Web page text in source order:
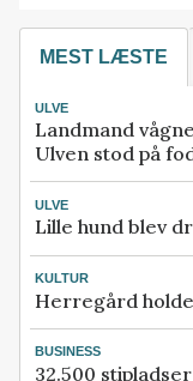
MEST LÆSTE
ULVE
Landmand
Ulven stod på
ULVE
Lille hund blev
KULTUR
Herregård
BUSINESS
32.500